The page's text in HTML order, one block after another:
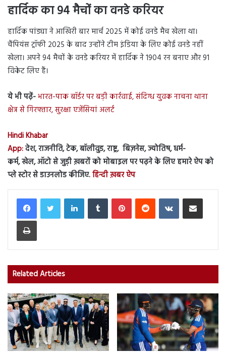
हार्दिक का 94 मैचों का वनडे करियर
हार्दिक पांड्या ने आखिरी बार मार्च 2025 में कोई वनडे मैच खेला था।
चैंपियंस ट्रॉफी 2025 के बाद उन्होंने टीम इंडिया के लिए कोई वनडे नहीं
खेला। अपने 94 मैचों के वनडे करियर में हार्दिक ने 1904 रन बनाए और 91
विकेट लिए हैं।
ये भी पढ़ें-भारत-पाक बॉर्डर पर बड़ी कार्रवाई, संदिग्ध युवक नाचना थाना
क्षेत्र से गिरफ्तार, सुरक्षा एजेंसियां अलर्ट
Hindi Khabar
App:देश, राजनीति, टेक, बॉलीवुड, राष्ट्र, बिज़नेस, ज्योतिष, धर्म-
कर्म, खेल, ऑटो से जुड़ी ख़बरों को मोबाइल पर पढ़ने के लिए हमारे ऐप को
प्ले स्टोर से डाउनलोड कीजिए.हिन्दी ख़बर ऐप
LinkedInTumblr PinterestReddit VKontakteShare via Email
Print
Related Articles